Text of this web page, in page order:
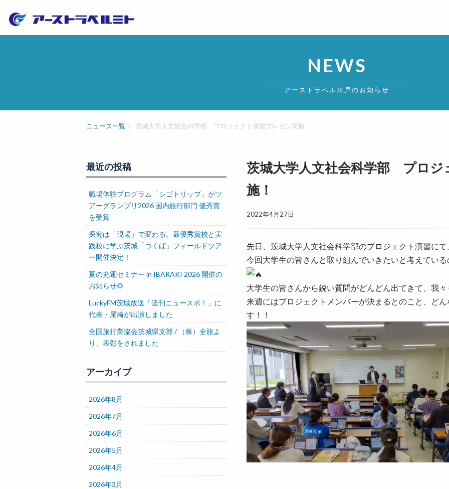
NEWS
アーストラベル水戸のお知らせ
ニュース一覧 茨城大学人文社会科学部 プロジェクト演習プレゼン実施！
茨城大学人文社会科学部 プロジ
施！
2022年4月27日
先日、茨城大学人文社会科学部のプロジェクト演習に
今回大学生の皆さんと取り組んでいきたいと考えてい
大学生の皆さんから鋭い質問がどんどん出てきて、我
来週にはプロジェクトメンバーが決まるとのこと、ど
す！！
最近の投稿
職場体験プログラム「シゴトリップ」がツ
アーグランプリ2026 国内旅行部門 優秀賞
を受賞
探究は「現場」で変わる。最優秀賞校と実
践校に学ぶ茨城「つくば」フィールドツア
ー開催決定！
夏の充電セミナー in IBARAKI 2026 開催の
お知らせ🌻
LuckyFM茨城放送「週刊ニュースポ！」に
代表・尾崎が出演しました
全国旅行業協会茨城県支部 / （株）全旅よ
り、表彰をされました
アーカイブ
2026年8月
2026年7月
2026年6月
2026年5月
2026年4月
2026年3月